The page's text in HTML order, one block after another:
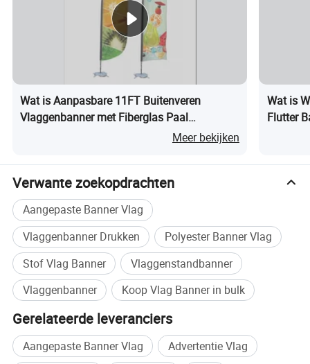
Productparameters
*100% epoxy-glasvezel
*eenvoudig in te stellen
*grote keuze voor beurzen, verschillende tentoonstellingen of
presentaties
* tegen zware wind
*elke vlag heeft een sjabloon voor het afdrukken van vlaggen voor
je ontwerp
Wat is Aanpasbare 11FT Buitenveren
Vlaggenbanner met Fiberglas Paal
Windbestendig & Draagbaar voorMeer bekijken
Wat is
Flutter
Verwante zoekopdrachten
Aangepaste Banner Vlag
Vlaggenbanner Drukken
Polyester Banner Vlag
Stof Vlag Banner
Vlaggenstandbanner
Vlaggenbanner
Koop Vlag Banner in bulk
Gerelateerde leveranciers
Aangepaste Banner Vlag Advertentie Vlag